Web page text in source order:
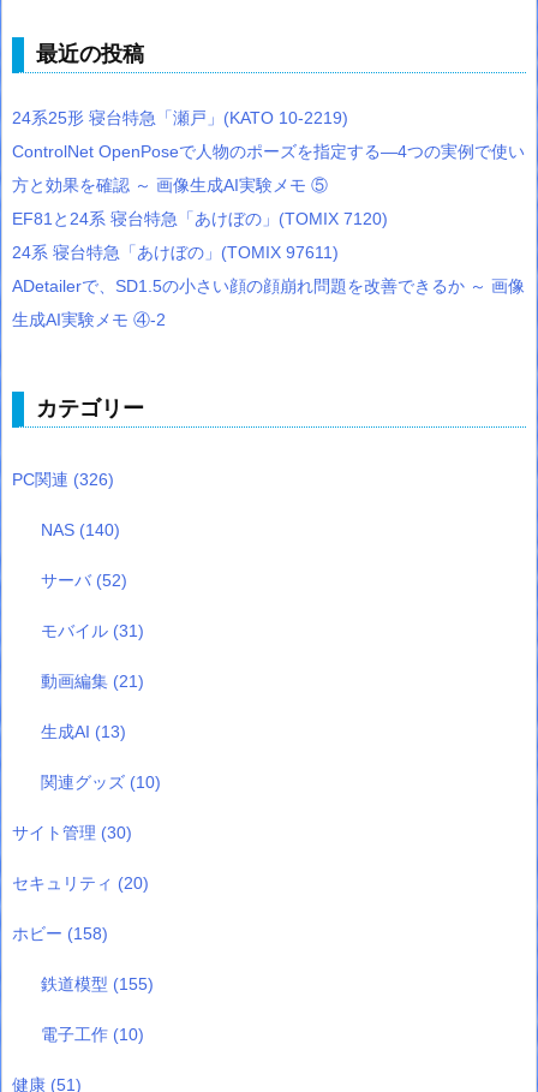
最近の投稿
24系25形 寝台特急「瀬戸」(KATO 10-2219)
ControlNet OpenPoseで人物のポーズを指定する―4つの実例で使い
方と効果を確認 ～ 画像生成AI実験メモ ⑤
EF81と24系 寝台特急「あけぼの」(TOMIX 7120)
24系 寝台特急「あけぼの」(TOMIX 97611)
ADetailerで、SD1.5の小さい顔の顔崩れ問題を改善できるか ～ 画像
生成AI実験メモ ④-2
カテゴリー
PC関連 (326)
NAS (140)
サーバ (52)
モバイル (31)
動画編集 (21)
生成AI (13)
関連グッズ (10)
サイト管理 (30)
セキュリティ (20)
ホビー (158)
鉄道模型 (155)
電子工作 (10)
健康 (51)